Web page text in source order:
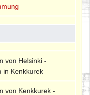
von Helsinki -
in Kenkkurek
von Kenkkurek -